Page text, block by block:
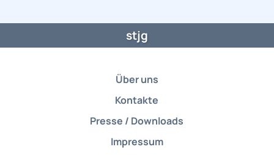
stjg
Über uns
Kontakte
Presse / Downloads
Impressum